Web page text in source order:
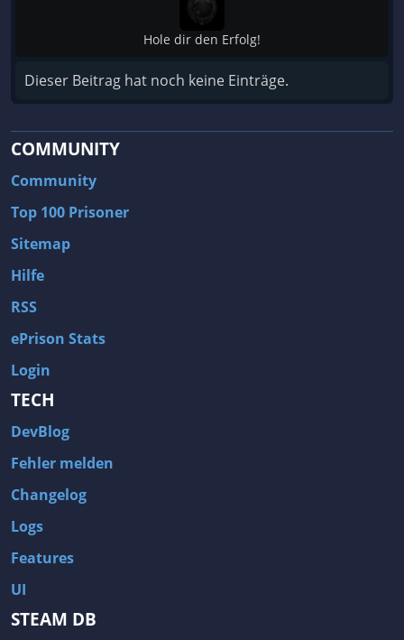
Hole dir den Erfolg!
Dieser Beitrag hat noch keine Einträge.
COMMUNITY
Community
Top 100 Prisoner
Sitemap
Hilfe
RSS
ePrison Stats
Login
TECH
DevBlog
Fehler melden
Changelog
Logs
Features
UI
STEAM DB